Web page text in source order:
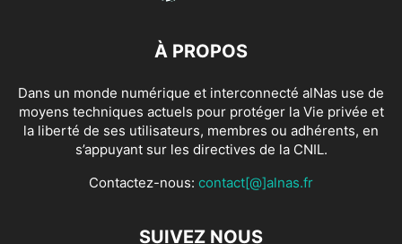
À PROPOS
Dans un monde numérique et interconnecté alNas use de
moyens techniques actuels pour protéger la Vie privée et
la liberté de ses utilisateurs, membres ou adhérents, en
s’appuyant sur les directives de la CNIL.
Contactez-nous: contact[@]alnas.fr
SUIVEZ NOUS